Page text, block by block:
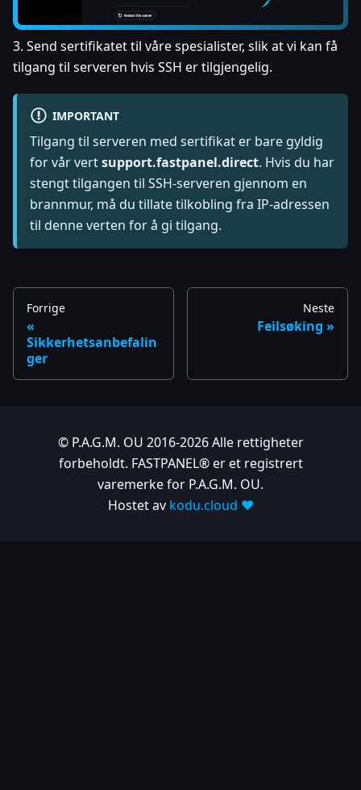
3. Send sertifikatet til våre spesialister, slik at vi kan få
tilgang til serveren hvis SSH er tilgjengelig.
IMPORTANT
Tilgang til serveren med sertifikat er bare gyldig
for vår vertsupport.fastpanel.direct. Hvis du har
stengt tilgangen til SSH-serveren gjennom en
brannmur, må du tillate tilkobling fra IP-adressen
til denne verten for å gi tilgang.
Forrige
Sikkerhetsanbefalin
ger
Neste
Feilsøking
© P.A.G.M. OU 2016-2026 Alle rettigheter
forbeholdt. FASTPANEL® er et registrert
varemerke for P.A.G.M. OU.
Hostet av kodu.cloud ❤️